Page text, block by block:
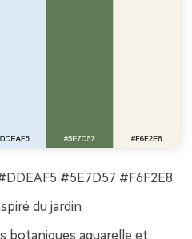
#5E7D57 #F6F2E8
du jardin
botaniques aquarelle et